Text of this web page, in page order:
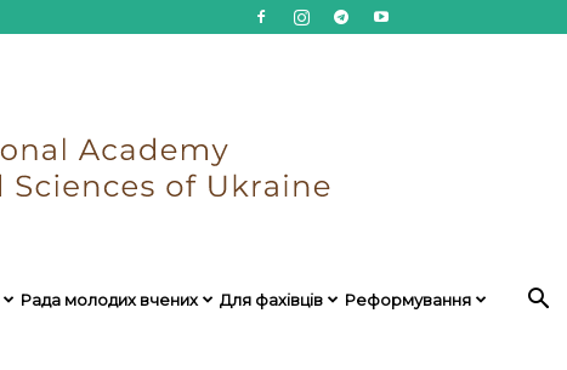
Рада молодих вчених Для фахівців Реформування